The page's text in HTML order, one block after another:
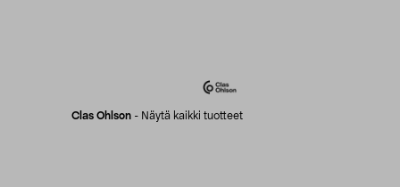
Clas Ohlson - Näytä kaikki tuotteet